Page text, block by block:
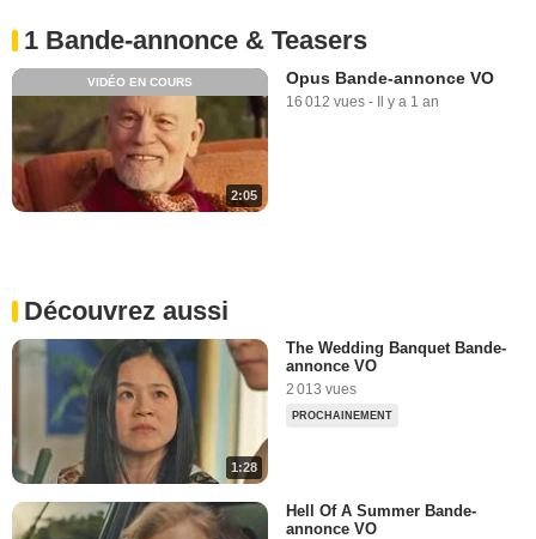
1 Bande-annonce & Teasers
2:05
VIDÉO EN COURS Opus Bande-annonce VO
16 012 vues - Il y a 1 an
Découvrez aussi
1:28
The Wedding Banquet Bande-
annonce VO
2 013 vues
PROCHAINEMENT
Hell Of A Summer Bande-
annonce VO